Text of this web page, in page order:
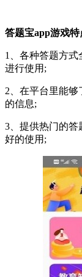
答题宝app游戏特
1、各种答题方
进行使用;
2、在平台里能
的信息;
3、提供热门的答
好的使用;